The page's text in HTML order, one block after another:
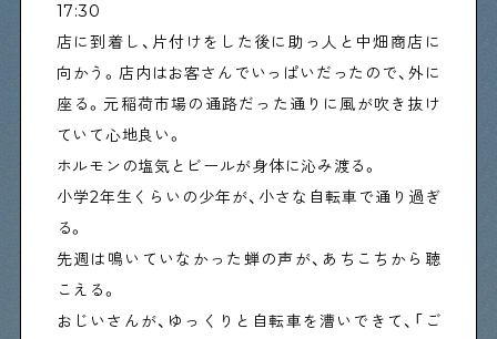
17:30
店に到着し、片付けをした後に助っ人と中畑商店に
向かう。店内はお客さんでいっぱいだったので、外に
座る。元稲荷市場の通路だった通りに風が吹き抜け
ていて心地良い。
ホルモンの塩気とビールが身体に沁み渡る。
小学2年生くらいの少年が、小さな自転車で通り過ぎ
る。
先週は鳴いていなかった蝉の声が、あちこちから聴
こえる。
おじいさんが、ゆっくりと自転車を漕いできて、「ご